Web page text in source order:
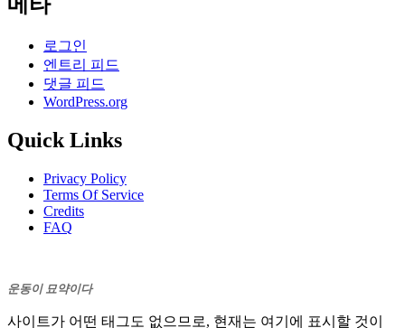
메타
로그인
엔트리 피드
댓글 피드
WordPress.org
Quick Links
Privacy Policy
Terms Of Service
Credits
FAQ
운동이 묘약이다
사이트가 어떤 태그도 없으므로, 현재는 여기에 표시할 것이